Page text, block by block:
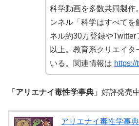
科学動画を多数共同製作
ンネル「科学はすべてを
ネル約30万登録やTwitter
以上。教育系クリエイタ
いる。関連情報は
「アリエナイ毒性学事典」 好評発売
アリエナイ毒性学事